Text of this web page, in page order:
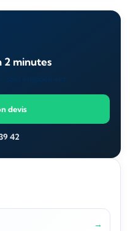
2 minutes
sans engagement.
devis
42
→